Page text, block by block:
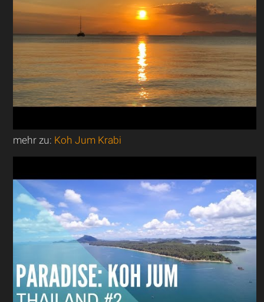
mehr zu: Koh Jum Krabi